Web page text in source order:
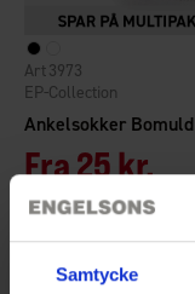
Samtycke
Ankelsokker Bomuld
EP-Collection
3973
Fra25 kr.